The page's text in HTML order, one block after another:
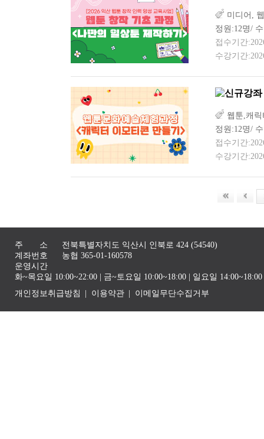
미디어,
정원:12명/
접수기간
수강기간
웹툰,캐
정원:12명/
접수기간
수강기간
주 소
전북특별자치도 익산시 인북로 424 (54540)
계좌번호
농협 365-01-160578
운영시간
화~목요일 10:00~22:00 | 금~토요일 10:00~18:00 | 일요일
개인정보취급방침
이용약관 이메일무단수집거부